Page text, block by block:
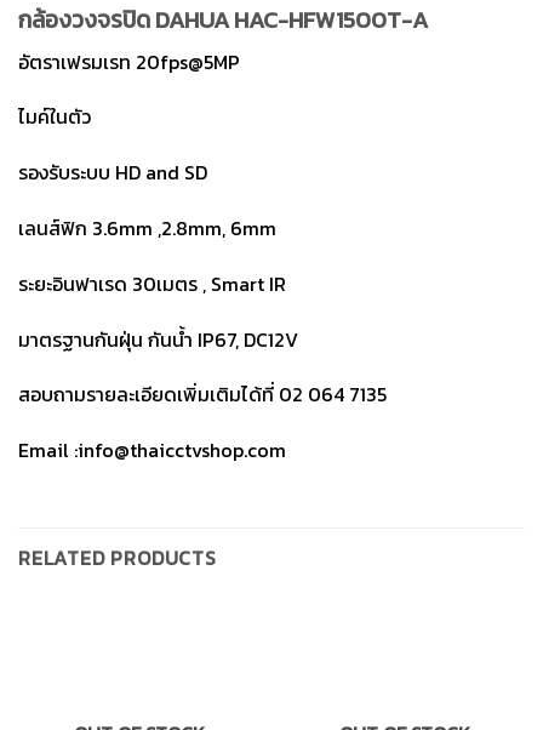
กล้องวงจรปิด DAHUA HAC-HFW1500T-A
อัตราเฟรมเรท 20fps@5MP
ไมค์ในตัว
รองรับระบบ HD and SD
เลนส์ฟิก 3.6mm ,2.8mm, 6mm
ระยะอินฟาเรด 30เมตร , Smart IR
มาตรฐานกันฝุ่น กันน้ำ IP67, DC12V
สอบถามรายละเอียดเพิ่มเติมได้ที่ 02 064 7135
Email :info@thaicctvshop.com
RELATED PRODUCTS